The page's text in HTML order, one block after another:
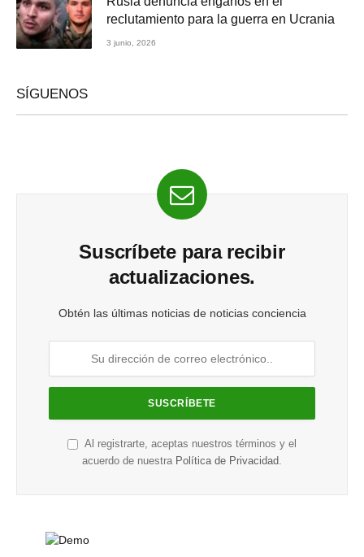
reclutamiento para la guerra en Ucrania
3 junio, 2026
SÍGUENOS
Suscríbete para recibir
actualizaciones.
Obtén las últimas noticias de noticias conciencia
Al registrarte, aceptas nuestros términos y el
acuerdo de nuestra Política de Privacidad.